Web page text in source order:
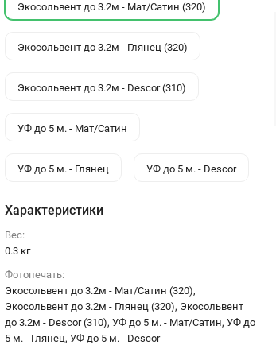
Экосольвент до 3.2м - Мат/Сатин (320)
Экосольвент до 3.2м - Глянец (320)
Экосольвент до 3.2м - Descor (310)
УФ до 5 м. - Мат/Сатин
УФ до 5 м. - Глянец УФ до 5 м. - Descor
Характеристики
Вес:
0.3 кг
Фотопечать:
Экосольвент до 3.2м - Мат/Сатин (320),
Экосольвент до 3.2м - Глянец (320), Экосольвент
до 3.2м - Descor (310), УФ до 5 м. - Мат/Сатин, УФ до
5 м. - Глянец, УФ до 5 м. - Descor